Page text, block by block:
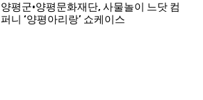
양평군·양평문화재단, 사물놀이 느닷 컴
퍼니 ‘양평아리랑’ 쇼케이스